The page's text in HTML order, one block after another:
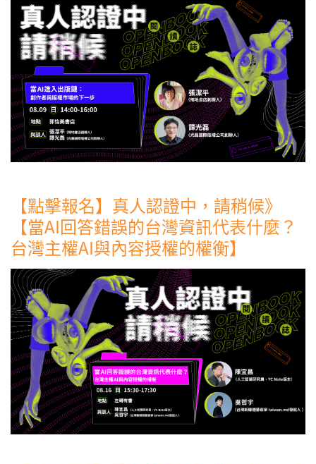
【點擊報名】真人認證中，請稍候》
【當AI回答錯誤的台灣資訊代表什麼？
台灣主權AI與內容授權的權衡】